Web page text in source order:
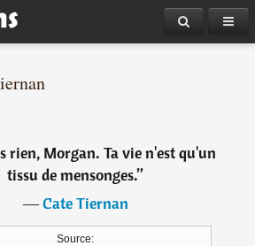
rien, Morgan. Ta vie n'est qu'un
tissu de mensonges.”
―Cate Tiernan
Source: